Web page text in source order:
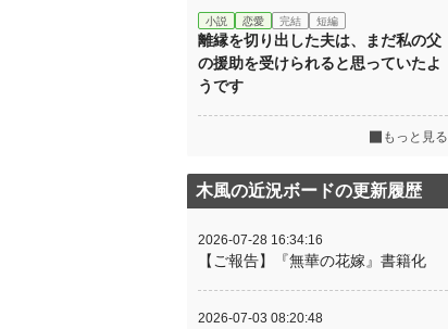
小説 恋愛 完結 短編
離縁を切り出した夫は、まだ私の父
の援助を受けられると思っていたよ
うです
もっと見る
木風の近況ボードの更新履歴
2026-07-28 16:34:16
【ご報告】『無華の花嫁』書籍化
2026-07-03 08:20:48